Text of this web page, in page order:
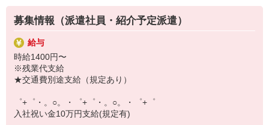
￣￣￣￣￣￣￣￣￣￣￣
▼オフィスワーク
事務、経理、データ入力、コールセンター、受付
▼工場・製造・軽作業系
機械/食品製造・梱包・仕分け・加工・組立・検査
▼美容系
眉毛サロンのアイブロウ・ネイリスト・エステ
▼営業・販売
法人営業・アパレル販売・個別指導塾・人材紹介
▼人気案件も多数♪
短期・期間限定・オープニング・官公庁案件
満足度◎
■携帯やインターネット販売業務
docomo(ドコモ)/au(エーユー)・KDDI/softbank(ソフトバンク)など
の大手キャリアから
ワイモバイル(Y!mobille)、楽天モバイル、UQなど格安スマホまで幅
広く紹介可能♪
募集情報（派遣社員・紹介予定派遣）
給与
時給1400円〜
※残業代支給
★交通費別途支給（規定あり）
゜+゜・。○。・゜+゜・。○。・゜+゜
入社祝い金10万円支給(規定有)